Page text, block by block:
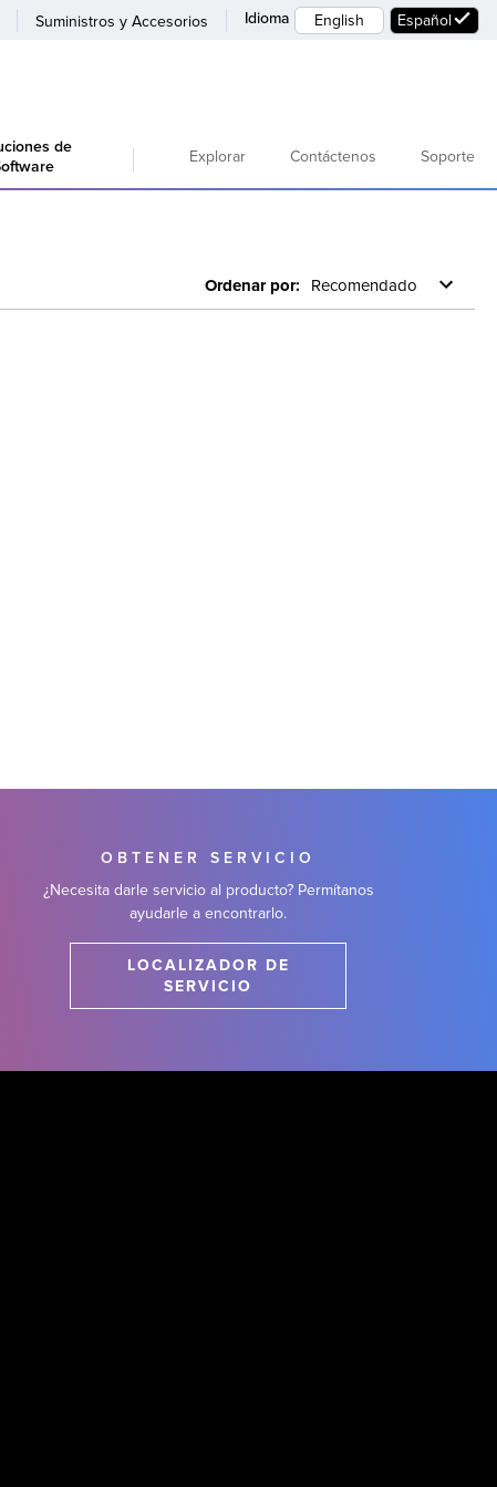
Suministros y Accesorios Idioma English Español
de
Explorar Contáctenos Soporte
Ordenar por: Recomendado
OBTENER SERVICIO
¿Necesita darle servicio al producto? Permítanos
ayudarle a encontrarlo.
LOCALIZADOR DE
SERVICIO